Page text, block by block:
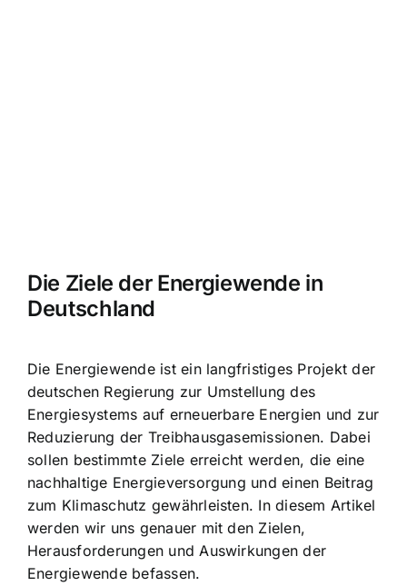
Die Ziele der Energiewende in
Deutschland
Die Energiewende ist ein langfristiges Projekt der
deutschen Regierung zur Umstellung des
Energiesystems auf erneuerbare Energien und zur
Reduzierung der Treibhausgasemissionen. Dabei
sollen bestimmte Ziele erreicht werden, die eine
nachhaltige Energieversorgung und einen Beitrag
zum Klimaschutz gewährleisten. In diesem Artikel
werden wir uns genauer mit den Zielen,
Herausforderungen und Auswirkungen der
Energiewende befassen.